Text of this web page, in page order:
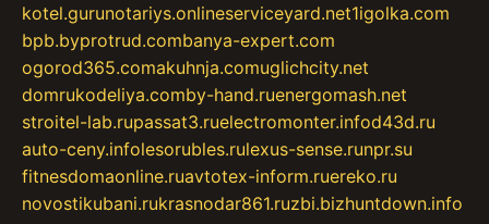
kotel.gurunotariys.onlineserviceyard.net1igolka.com
bpb.byprotrud.combanya-expert.com
ogorod365.comakuhnja.comuglichcity.net
domrukodeliya.comby-hand.ruenergomash.net
stroitel-lab.rupassat3.ruelectromonter.infod43d.ru
auto-ceny.infolesorubles.rulexus-sense.runpr.su
fitnesdomaonline.ruavtotex-inform.ruereko.ru
novostikubani.rukrasnodar861.ruzbi.bizhuntdown.info